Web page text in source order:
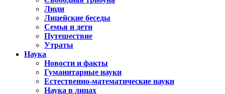
Люди
Лицейские беседы
Семья и дети
Путешествие
Утраты
Наука
Новости и факты
Гуманитарные науки
Естественно-математические науки
Наука в лицах